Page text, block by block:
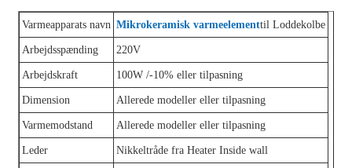
Varmeapparats navn Mikrokeramisk varmeelementtil Loddekolbe
Arbejdsspænding 220V
Arbejdskraft 100W /-10% eller tilpasning
Dimension Allerede modeller eller tilpasning
Varmemodstand Allerede modeller eller tilpasning
Leder Nikkeltråde fra Heater Inside wall